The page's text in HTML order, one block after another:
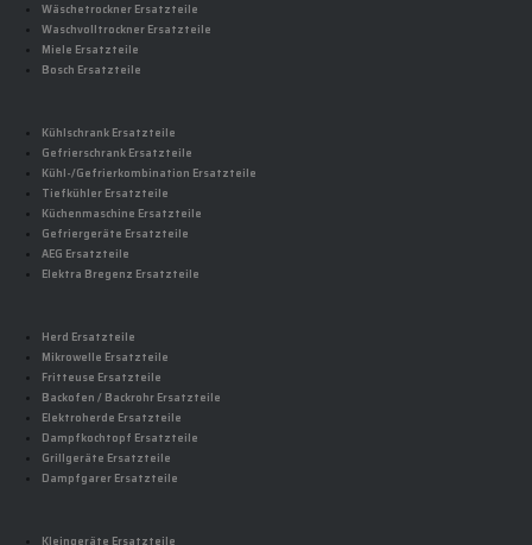
Wäschetrockner Ersatzteile
Waschvolltrockner Ersatzteile
Miele Ersatzteile
Bosch Ersatzteile
Kühlschrank Ersatzteile
Gefrierschrank Ersatzteile
Kühl-/Gefrierkombination Ersatzteile
Tiefkühler Ersatzteile
Küchenmaschine Ersatzteile
Gefriergeräte Ersatzteile
AEG Ersatzteile
Elektra Bregenz Ersatzteile
Herd Ersatzteile
Mikrowelle Ersatzteile
Fritteuse Ersatzteile
Backofen / Backrohr Ersatzteile
Elektroherde Ersatzteile
Dampfkochtopf Ersatzteile
Grillgeräte Ersatzteile
Dampfgarer Ersatzteile